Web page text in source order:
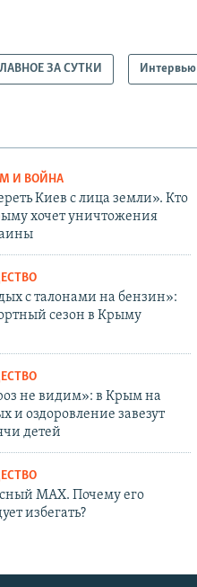
ЗА СУТКИ Интервью
И ВОЙНА
Киев с лица земли». Кто
хочет уничтожения
с талонами на бензин»:
сезон в Крыму
не видим»: в Крым на
и оздоровление завезут
детей
MAX. Почему его
избегать?